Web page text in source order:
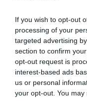
If you wish to opt-out
processing of your
targeted advertising
section to confirm
opt-out request is
interest-based ads
us or personal
your opt-out. You
Ernst Wolff